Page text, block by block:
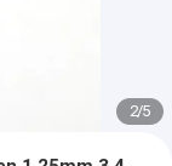
2/5